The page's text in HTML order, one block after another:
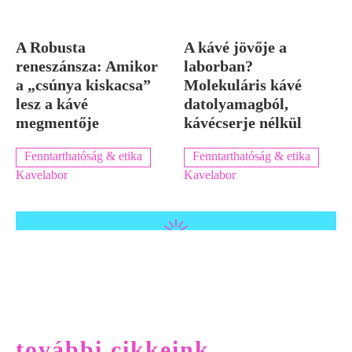
A Robusta
reneszánsza: Amikor
a „csúnya kiskacsa”
lesz a kávé
megmentője
Fenntarthatóság & etika
Kavelabor
A kávé jövője a
laborban?
Molekuláris kávé
datolyamagból,
kávécserje nélkül
Fenntarthatóság & etika
Kavelabor